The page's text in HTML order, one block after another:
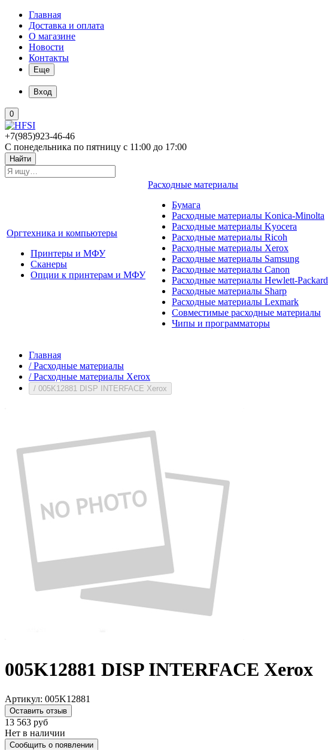
Главная
Доставка и оплата
О магазине
Новости
Контакты
Еще
Вход
0
+7(985)923-46-46
С понедельника по пятницу с 11:00 до 17:00
Найти
Оргтехника и компьютеры
Принтеры и МФУ
Сканеры
Опции к принтерам и МФУ
Расходные материалы
Бумага
Расходные материалы Konica-Minolta
Расходные материалы Kyocera
Расходные материалы Ricoh
Расходные материалы Xerox
Расходные материалы Samsung
Расходные материалы Canon
Расходные материалы Hewlett-Packard
Расходные материалы Sharp
Расходные материалы Lexmark
Совместимые расходные материалы
Чипы и программаторы
Главная
/ Расходные материалы
/ Расходные материалы Xerox
/ 005K12881 DISP INTERFACE Xerox
005K12881 DISP INTERFACE Xerox
Артикул: 005K12881
Оставить отзыв
13 563 руб
Нет в наличии
Сообщить о появлении